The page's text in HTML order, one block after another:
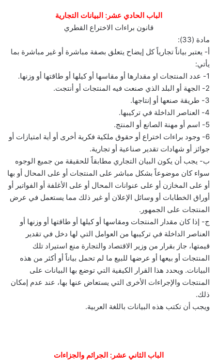
الباب الحادي عشر: البيانات التجارية
قانون براءات الاختراع القطري
مادة (33):
أ- يعتبر بياناً تجارياً كل إيضاح يتعلق بصفة مباشرة أو غير مباشرة بما
يأتي:
1- عدد المنتجات او مقدارها أو مقاسها أو كيلها أو طاقتها أو وزنها.
2- الجهة أو البلد الذي صنعت فيه المنتجات أو أنتجت.
3- طريقة صنعها أو إنتاجها.
4- العناصر الداخلة في تركيبها.
5- اسم أو مهنة الصانع أو المنتج.
6- وجود براءات اختراع أو حقوق ملكية فكرية أخرى أو أية امتيازات أو
جوائز أو شهادات تقدير صناعية أو تجارية.
ب- يجب أن يكون البيان التجاري مطابقاً للحقيقة من جميع الوجوه
سواء كان موضوعاً بشكل مباشر على المنتجات أو على المحال أو بها
أو على المخازن أو على عنوانات المحال أو على الأغلفة أو الفواتير أو
أوراق الخطابات أو وسائل الإعلان أو غير ذلك مما يستعمل في عرض
المنتجات على الجمهور.
ج- إذا كان مقدار المنتجات ومقاسها أو كيلها أو طاقتها أو وزنها أو
العناصر الداخلة في تركيبها من العوامل التي لها دخل في تقدير
قيمتها، جاز بقرار من وزير الاقتصاد والتجارة منع استيراد تلك
المنتجات أو بيعها أو عرضها للبيع ما لم تحمل بياناً أو أكثر من هذه
البيانات. ويحدد هذا القرار الكيفية التي توضع بها البيانات على
المنتجات والإجراءات الأخرى التي يستعاض عنها بها، عند عدم إمكان
ذلك.
ويجب أن تكتب هذه البيانات باللغة العربية.
الباب الثاني عشر: الجرائم والجزاءات